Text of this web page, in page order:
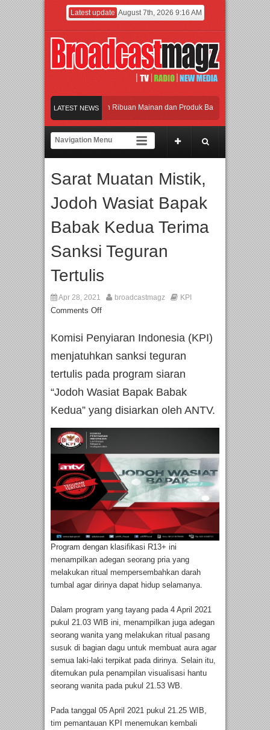
Latest update August 7th, 2026 9:16 AM
LATEST NEWS
Jakarta dengan Ribuan Mainan dan Produk Bayi dari Seluruh Dunia,
Gerbang Inovasi dan Peluang Bisnis Industri Gifts dan Housewares Asia
Perpaduan Warisan Dan Semangat Lokal, BIRKENSTOCK INDONESIA
Jakarta dengan Ribuan Mainan dan Produk Bayi dari Seluruh Dunia,
Sarat Muatan Mistik,
Jodoh Wasiat Bapak
Babak Kedua Terima
Sanksi Teguran
Tertulis
Apr 28, 2021 broadcastmagz KPI
Comments Off
Komisi Penyiaran Indonesia (KPI)
menjatuhkan sanksi teguran
tertulis pada program siaran
“Jodoh Wasiat Bapak Babak
Kedua” yang disiarkan oleh ANTV.
Program dengan klasifikasi R13+ ini
menampilkan adegan seorang pria yang
melakukan ritual mempersembahkan darah
tumbal agar dirinya dapat hidup selamanya.
Dalam program yang tayang pada 4 April 2021
pukul 21.03 WIB ini, menampilkan juga adegan
seorang wanita yang melakukan ritual pasang
susuk di bagian dagu untuk membuat aura agar
semua laki-laki terpikat pada dirinya. Selain itu,
ditemukan pula penampilan visualisasi hantu
seorang wanita pada pukul 21.53 WB.
Pada tanggal 05 April 2021 pukul 21.25 WIB,
tim pemantauan KPI menemukan kembali